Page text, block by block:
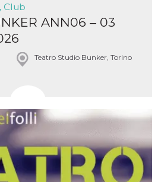
Club
ANN06 – 03
Teatro Studio Bunker, Torino